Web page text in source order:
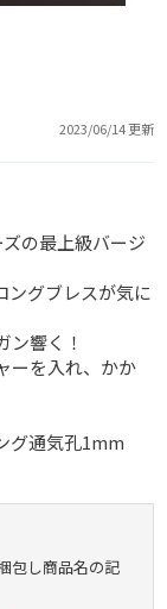
2023/06/14 更新
の最上級バージ
ングブレスが気に
ン響く！
ーを入れ、かか
グ通気孔1mm
包し商品名の記